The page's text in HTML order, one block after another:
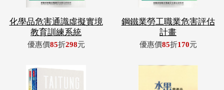
化學品危害通識虛擬實境
教育訓練系統
優惠價85折298元
鋼鐵業勞工職業危害評估
計畫
優惠價85折170元